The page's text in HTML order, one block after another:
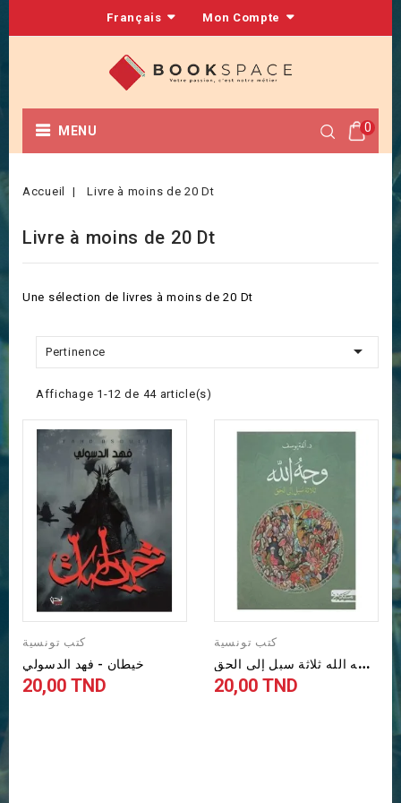
Français Mon Compte
0
MENU
Accueil Livre à moins de 20 Dt
Livre à moins de 20 Dt
Une sélection de livres à moins de 20 Dt
Pertinence 
Affichage 1-12 de 44 article(s)
كتب تونسية
خيطان - فهد الدسولي
Prix
20,00 TND
كتب تونسية
و
جه الله ثلاثة سبل إلى الحق...
Prix
20,00 TND